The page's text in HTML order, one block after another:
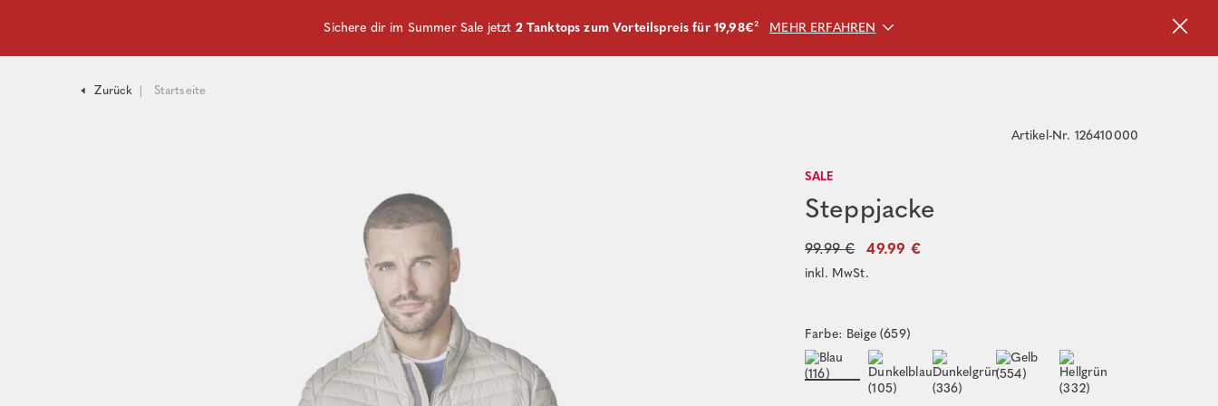
Sichere dir im Summer Sale jetzt 2 Tanktops zum Vorteilspreis für 19,98€² MEHR ERFAHREN
Zurück Startseite
Artikel-Nr. 126410000
SALE
Steppjacke
99.99 € 49.99 €
inkl. MwSt.
Farbe: Beige (659)